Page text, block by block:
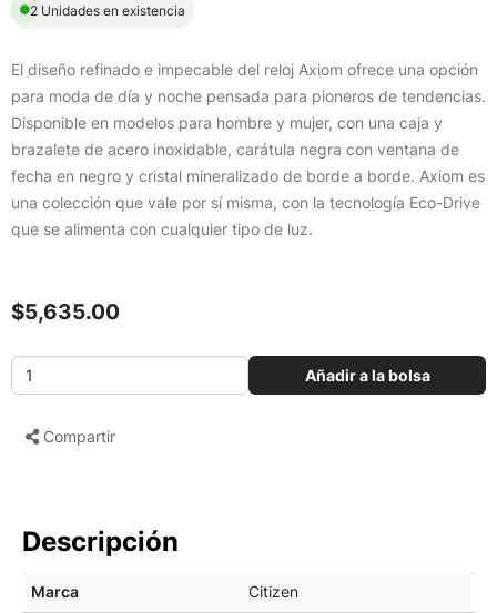
2 Unidades en existencia
El diseño refinado e impecable del reloj Axiom ofrece una opción
para moda de día y noche pensada para pioneros de tendencias.
Disponible en modelos para hombre y mujer, con una caja y
brazalete de acero inoxidable, carátula negra con ventana de
fecha en negro y cristal mineralizado de borde a borde. Axiom es
una colección que vale por sí misma, con la tecnología Eco-Drive
que se alimenta con cualquier tipo de luz.
$5,635.00
Añadir a la bolsa
Compartir
Descripción
Marca Citizen